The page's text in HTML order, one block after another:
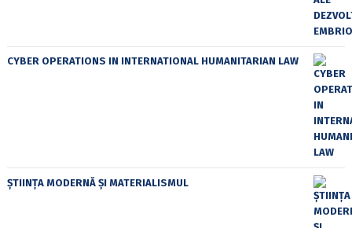
CYBER OPERATIONS IN INTERNATIONAL HUMANITARIAN LAW
ȘTIINȚA MODERNĂ ȘI MATERIALISMUL